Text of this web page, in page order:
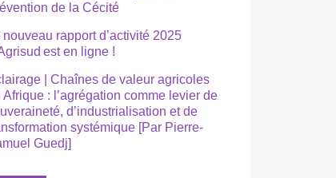
de la Cécité
nouveau rapport d’activité 2025
est en ligne !
| Chaînes de valeur agricoles
Afrique : l’agrégation comme levier de
d’industrialisation et de
systémique [Par Pierre-
Guedj]